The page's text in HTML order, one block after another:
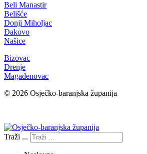
Beli Manastir
Belišće
Donji Miholjac
Đakovo
Našice
Bizovac
Drenje
Magadenovac
© 2026 Osječko-baranjska županija
Traži ...